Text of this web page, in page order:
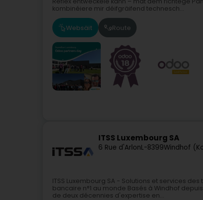
kombinéiere mir déifgräifend technesch...
Websäit Route
ITSS Luxembourg SA
6 Rue d'ArlonL-8399Windhof
ITSS Luxembourg SA - Solutions et services des
bancaire n°1 au monde Basés à Windhof
de deux décennies d'expertise en...